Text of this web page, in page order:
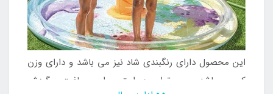
این محصول دارای رنگبندی شاد نیز می باشد و دارای وزن
کم می باشد و می توان به راحتی برای مسافرت و گردش